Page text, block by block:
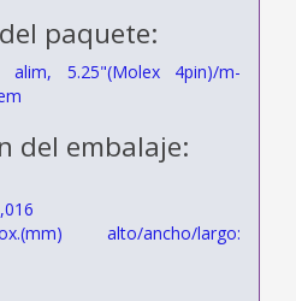
paquete:
5.25"(Molex 4pin)/m-
del embalaje:
alto/ancho/largo: